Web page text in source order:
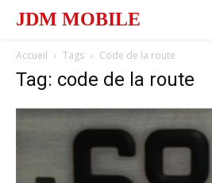
JDM MOBILE
Accueil Tags Code de la route
Tag: code de la route